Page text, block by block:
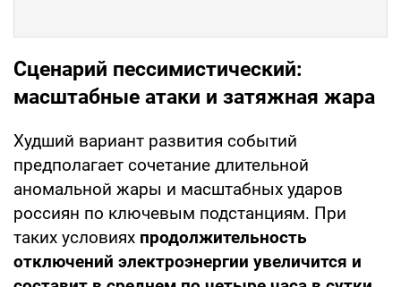
Сценарий пессимистический:
масштабные атаки и затяжная жара
Худший вариант развития событий
предполагает сочетание длительной
аномальной жары и масштабных ударов
россиян по ключевым подстанциям. При
таких условиях продолжительность
отключений электроэнергии увеличится и